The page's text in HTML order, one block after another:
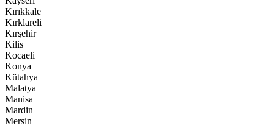
Kırıkkale
Kırklareli
Kırşehir
Kilis
Kocaeli
Konya
Kütahya
Malatya
Manisa
Mardin
Mersin